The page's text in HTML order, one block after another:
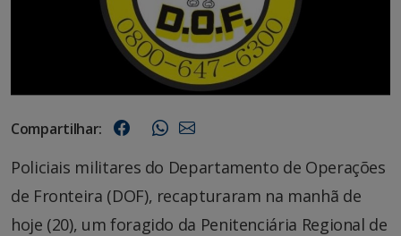
Compartilhar:
Policiais militares do Departamento de Operações
de Fronteira (DOF), recapturaram na manhã de
hoje (20), um foragido da Penitenciária Regional de